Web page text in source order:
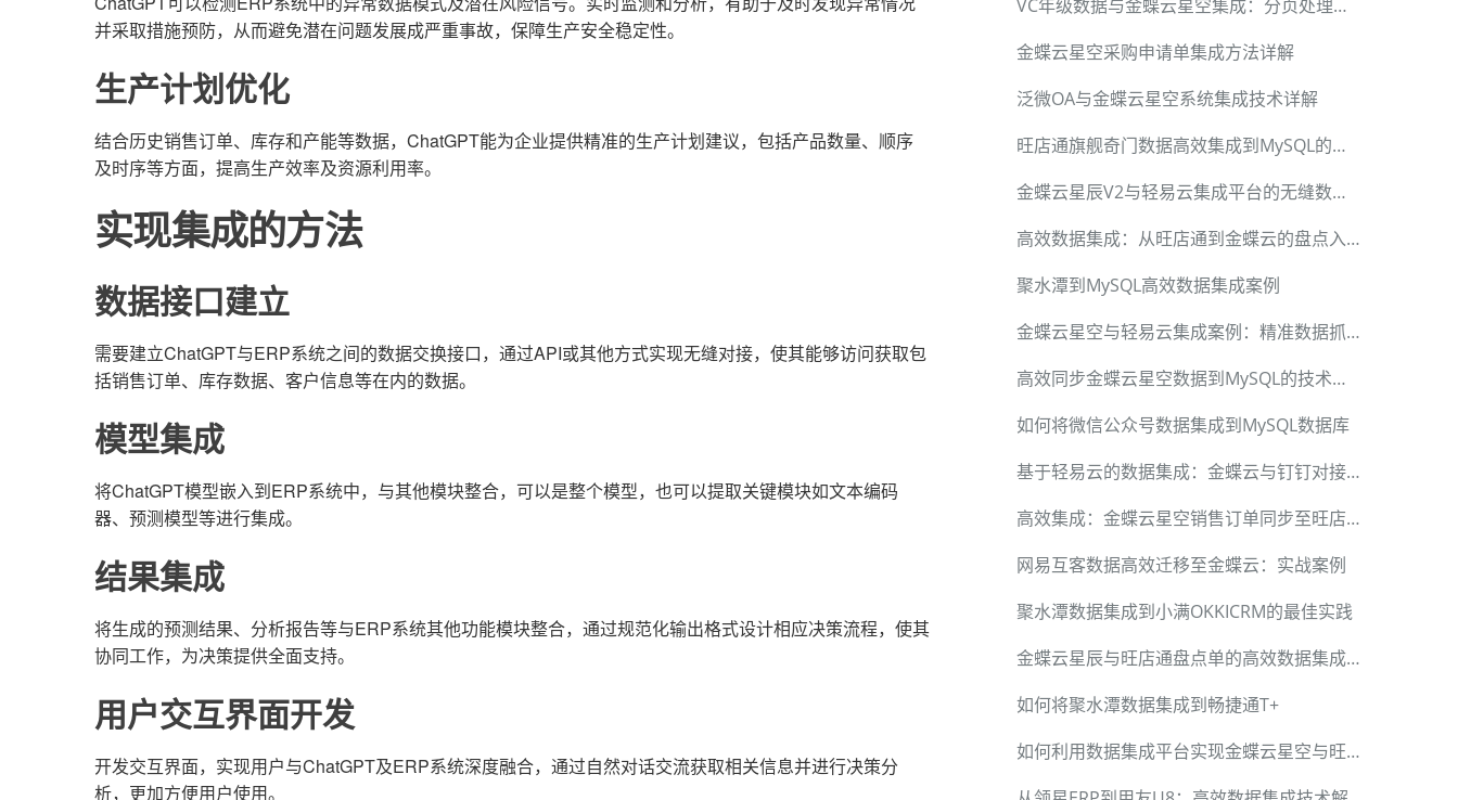
并采取措施预防，从而避免潜在问题发展成严重事故，保障生产安全稳定性。
生产计划优化
结合历史销售订单、库存和产能等数据，ChatGPT能为企业提供精准的生产计划建议，包括产品数量、顺序
及时序等方面，提高生产效率及资源利用率。
实现集成的方法
数据接口建立
需要建立ChatGPT与ERP系统之间的数据交换接口，通过API或其他方式实现无缝对接，使其能够访问获取包
括销售订单、库存数据、客户信息等在内的数据。
模型集成
将ChatGPT模型嵌入到ERP系统中，与其他模块整合，可以是整个模型，也可以提取关键模块如文本编码
器、预测模型等进行集成。
结果集成
将生成的预测结果、分析报告等与ERP系统其他功能模块整合，通过规范化输出格式设计相应决策流程，使其
协同工作，为决策提供全面支持。
用户交互界面开发
开发交互界面，实现用户与ChatGPT及ERP系统深度融合，通过自然对话交流获取相关信息并进行决策分
析，更加方便用户使用。
VC年级数据与金蝶云星空集成：分页处理与限流机制
金蝶云星空采购申请单集成方法详解
泛微OA与金蝶云星空系统集成技术详解
旺店通旗舰奇门数据高效集成到MySQL的技术实现
金蝶云星辰V2与轻易云集成平台的无缝数据对接
高效数据集成：从旺店通到金蝶云的盘点入库单同步
聚水潭到MySQL高效数据集成案例
金蝶云星空与轻易云集成案例：精准数据抓取技巧
高效同步金蝶云星空数据到MySQL的技术方案
如何将微信公众号数据集成到MySQL数据库
基于轻易云的数据集成：金蝶云与钉钉对接案例解析
高效集成：金蝶云星空销售订单同步至旺店通旗舰版
网易互客数据高效迁移至金蝶云：实战案例
聚水潭数据集成到小满OKKICRM的最佳实践
金蝶云星辰与旺店通盘点单的高效数据集成技术
如何将聚水潭数据集成到畅捷通T+
如何利用数据集成平台实现金蝶云星空与旺店通的无缝对接